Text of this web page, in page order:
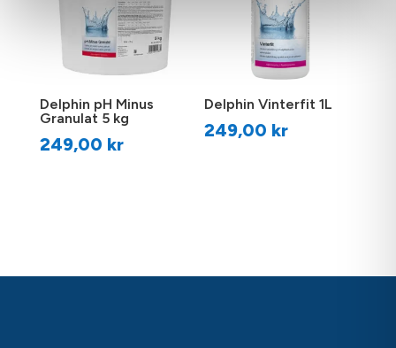
Delphin pH Minus
Granulat 5 kg
249,00 kr
Delphin Vinterfit 1L
249,00 kr